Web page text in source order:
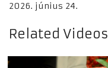
2026. június 24.
Related Videos